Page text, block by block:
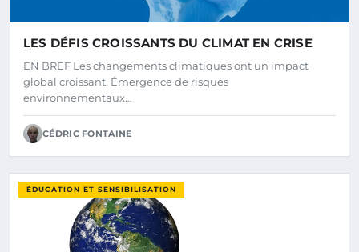
LES DÉFIS CROISSANTS DU CLIMAT EN CRISE
EN BREF Les changements climatiques ont un impact
global croissant. Émergence de risques
environnementaux…
CÉDRIC FONTAINE
ÉDUCATION ET SENSIBILISATION